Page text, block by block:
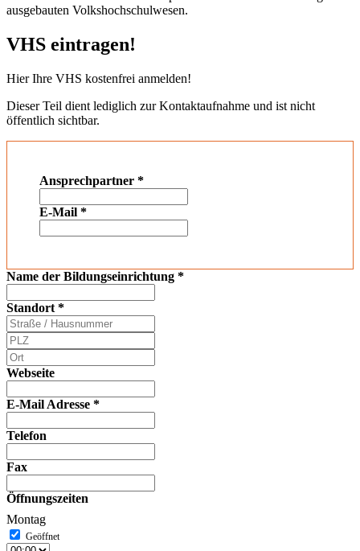
ausgebauten Volkshochschulwesen.
VHS eintragen!
Hier Ihre VHS kostenfrei anmelden!
Dieser Teil dient lediglich zur Kontaktaufnahme und ist nicht
öffentlich sichtbar.
Ansprechpartner *
E-Mail *
Name der Bildungseinrichtung *
Standort *
Webseite
E-Mail Adresse *
Telefon
Fax
Öffnungszeiten
Montag